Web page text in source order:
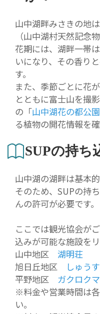
山中湖畔みさきの地
（山中湖村天然記念
花期には、湖畔一帯
いになり、その香り
す。
また、季節ごとに花
とともに富士山を撮
の「山中湖花の都公園
る植物の開花情報を
SUPの持ち
山中湖の湖畔は基本
そのため、SUPの持
んの許可が必要です。
ここでは観光協会が
込みが可能な施設を
山中地区 湖明荘
旭日丘地区
しゅう
平野地区 ガクロク
※料金や営業時間は
い。